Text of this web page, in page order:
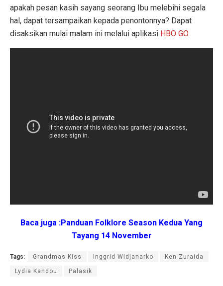
apakah pesan kasih sayang seorang Ibu melebihi segala
hal, dapat tersampaikan kepada penontonnya? Dapat
disaksikan mulai malam ini melalui aplikasi HBO GO.
Baca juga :Panduan Folklore Season Kedua Yang
Tayang 14 November
Tags: Grandmas Kiss Inggrid Widjanarko Ken Zuraida
Lydia Kandou Palasik